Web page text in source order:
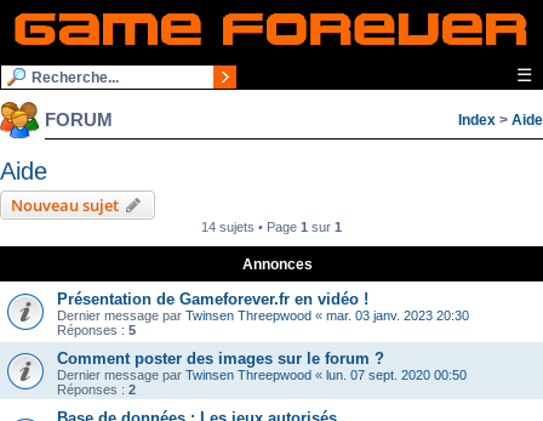
☰
FORUM Index > Aide
Aide
Nouveau sujet
14 sujets • Page 1 sur 1
Annonces
Présentation de Gameforever.fr en vidéo !
Dernier message par Twinsen Threepwood « mar. 03 janv. 2023 20:30
Réponses : 5
Comment poster des images sur le forum ?
Dernier message par Twinsen Threepwood « lun. 07 sept. 2020 00:50
Réponses : 2